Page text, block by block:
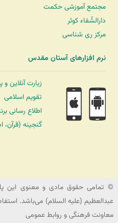
مجتمع آموزشی حکمت
دارالشّفاء کوثر
مرکز ری شناسی
نرم افزارهای آستان مقدس
زیارت آنلاین
تقویم اسلامی
اطلاع رسانی
گنجینه (قرآن،
© تمامی حقوق مادی و معنوی این
عبدالعظیم (علیه السلام) می‌باشد.
معاونت فرهنگی و روابط عمومی